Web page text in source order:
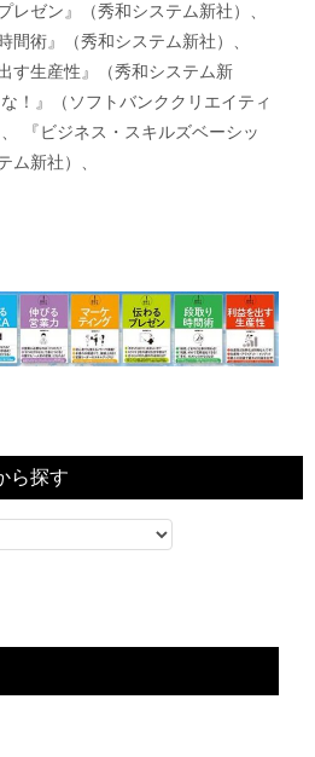
レゼン』（秀和システム新社）、
間術』（秀和システム新社）、
す生産性』（秀和システム新
！』（ソフトバンククリエイティ
『ビジネス・スキルズベーシッ
新社）、
ら探す